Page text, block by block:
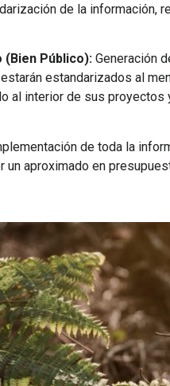
de la información,
Público):Generación
estandarizados al
al interior de sus proyectos
de toda la
un aproximado en